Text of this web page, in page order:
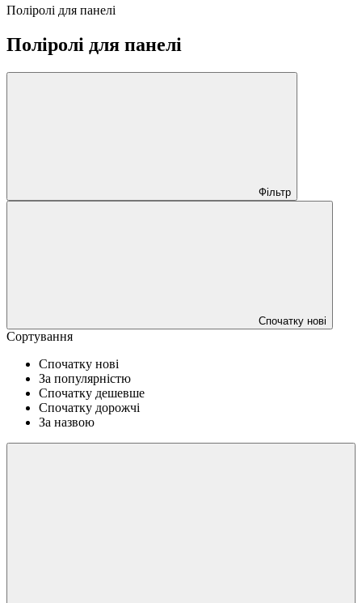
Поліролі для панелі
Поліролі для панелі
Фільтр
Спочатку нові
Сортування
Спочатку нові
За популярністю
Спочатку дешевше
Спочатку дорожчі
За назвою